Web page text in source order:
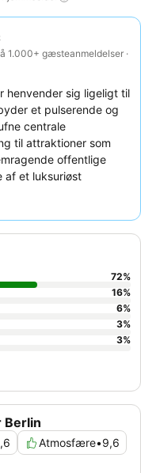
1.000+ gæsteanmeldelser ·
henvender sig ligeligt til
et pulserende og
centrale
til attraktioner som
offentlige
af et luksuriøst
roser konsekvent
150 gins.
Berlin
Atmosfære•9,6
72%
16%
6%
3%
3%